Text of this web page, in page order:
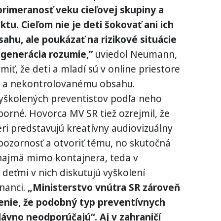
veku cieľovej skupiny a
Cieľom nie je deti šokovať ani ich
ale poukázať na rizikové situácie
rozumie,”uviedol Neumann,
že deti a mladí sú v online priestore
nekontrolovanému obsahu.
preventistov podľa neho
Hovorca MV SR tiež ozrejmil, že
predstavujú kreatívny audiovizuálny
a otvoriť tému, no skutočná
mimo kontajnera, teda v
v nich diskutujú vyškolení
„Ministerstvo vnútra SR zároveň
že podobný typ preventívnych
neodporúčajú“. Aj v zahraničí